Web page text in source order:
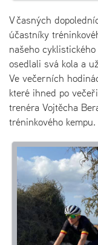
V časných
účastníky
našeho
osedlali svá kola a
Ve večerních
které ihned po
trenéra Vojtěcha
tréninkového kempu.